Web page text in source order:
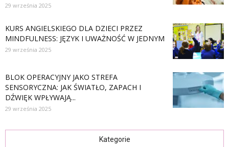
29 września 2025
KURS ANGIELSKIEGO DLA DZIECI PRZEZ
MINDFULNESS: JĘZYK I UWAŻNOŚĆ W JEDNYM
29 września 2025
BLOK OPERACYJNY JAKO STREFA
SENSORYCZNA: JAK ŚWIATŁO, ZAPACH I
DŹWIĘK WPŁYWAJĄ...
29 września 2025
Kategorie